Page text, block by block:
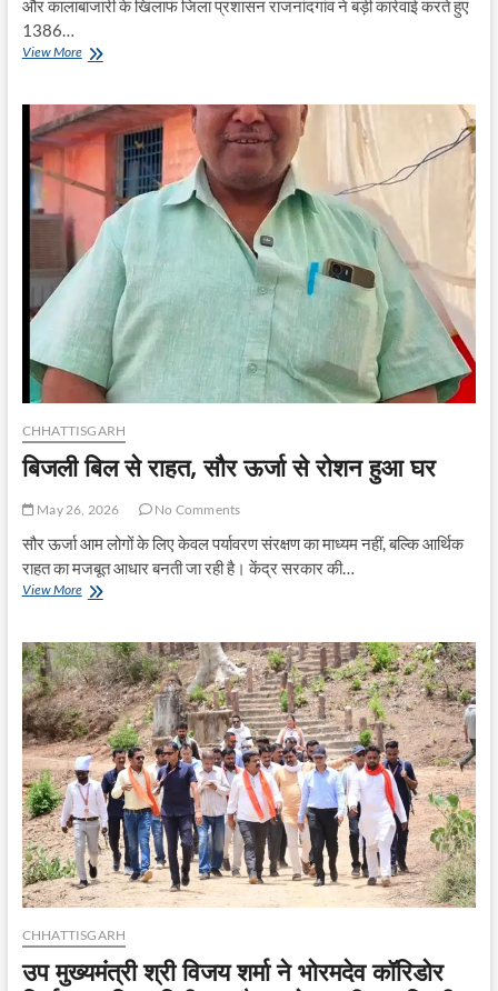
और कालाबाजारी के खिलाफ जिला प्रशासन राजनांदगांव ने बड़ी कार्रवाई करते हुए
1386…
View More1386
जब्त,
तीन
कृषि
सील
CHHATTISGARH
बिजली बिल से राहत, सौर ऊर्जा से रोशन हुआ घर
May 26, 2026 No Comments
सौर ऊर्जा आम लोगों के लिए केवल पर्यावरण संरक्षण का माध्यम नहीं, बल्कि आर्थिक
राहत का मजबूत आधार बनती जा रही है। केंद्र सरकार की…
View Moreबिजली
राहत,
सौर
ऊर्जा
से
रोशन
हुआ
घर
CHHATTISGARH
उप मुख्यमंत्री श्री विजय शर्मा ने भोरमदेव कॉरिडोर